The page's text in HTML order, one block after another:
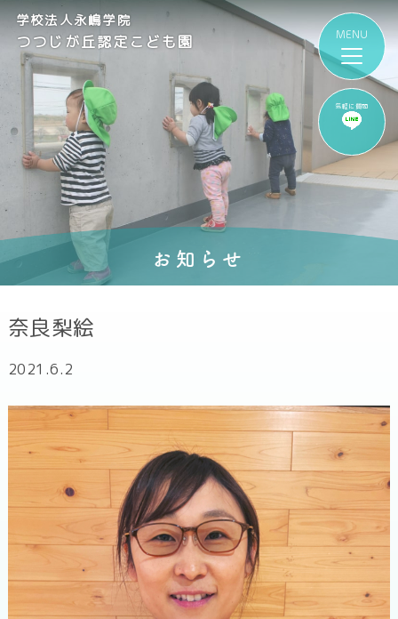
気軽に質問
学校法人永嶋学院
つつじが丘認定こども園
お知らせ
奈良梨絵
2021.6.2